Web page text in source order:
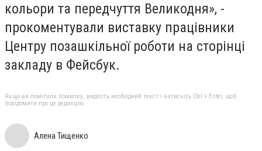
кольори та передчуття Великодня», -
прокоментували виставку працівники
Центру позашкільної роботи на сторінці
закладу в Фейсбук.
Якщо ви помітили помилку, виділіть необхідний текст і натисніть Ctrl + Enter, щоб
повідомити про це редакцію
Алена Тищенко